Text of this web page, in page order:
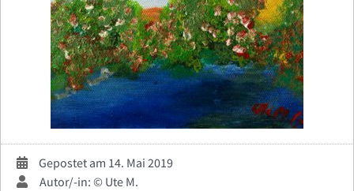
Gepostet am 14. Mai 2019
Autor/-in: © Ute M.